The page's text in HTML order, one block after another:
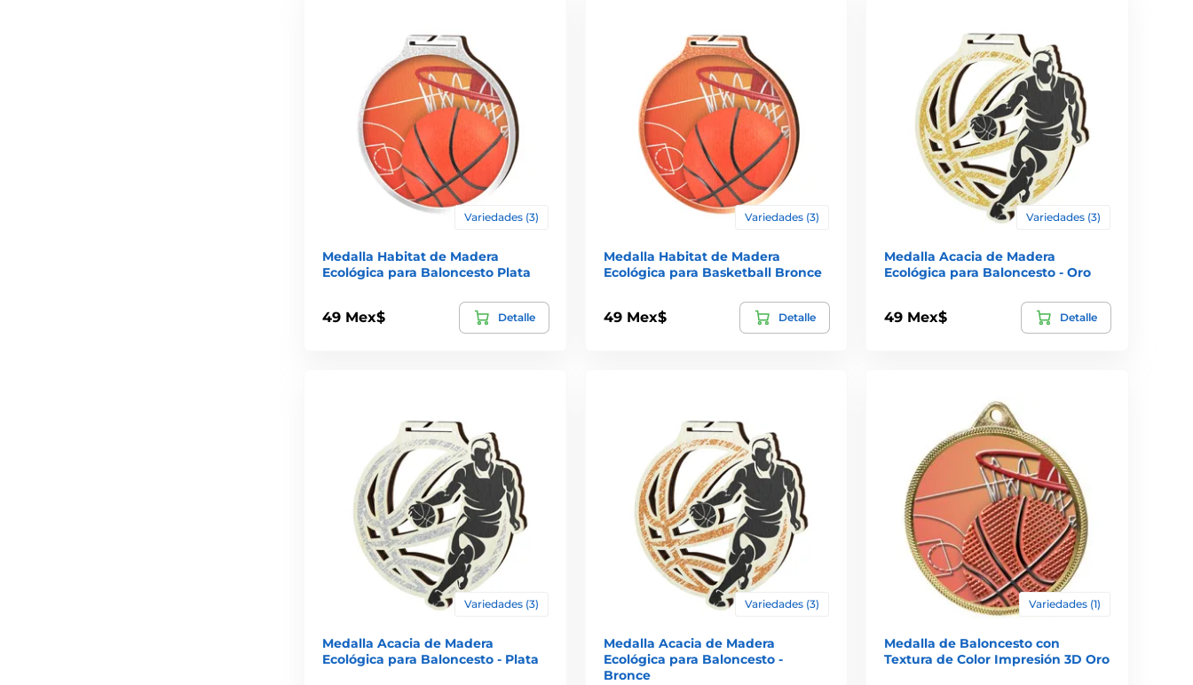
Variedades (3)
Medalla Habitat de Madera
Ecológica para Baloncesto Plata
49 Mex$ Detalle
Variedades (3)
Medalla Habitat de Madera
Ecológica para Basketball Bronce
49 Mex$ Detalle
Variedades (3)
Medalla Acacia de Madera
Ecológica para Baloncesto - Oro
49 Mex$ Detalle
Variedades (3)
Medalla Acacia de Madera
Ecológica para Baloncesto - Plata
Variedades (3)
Medalla Acacia de Madera
Ecológica para Baloncesto -
Bronce
Variedades (1)
Medalla de Baloncesto con
Textura de Color Impresión 3D Oro